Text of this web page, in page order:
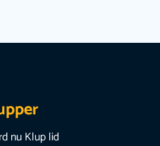
nu Klup lid